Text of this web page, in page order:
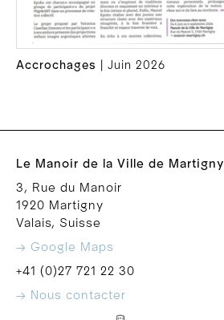
Accrochages | Juin 2026
Le Manoir de la Ville de Martigny
3, Rue du Manoir
1920 Martigny
Valais, Suisse
→ Google Maps
+41 (0)27 721 22 30
→ Nous contacter